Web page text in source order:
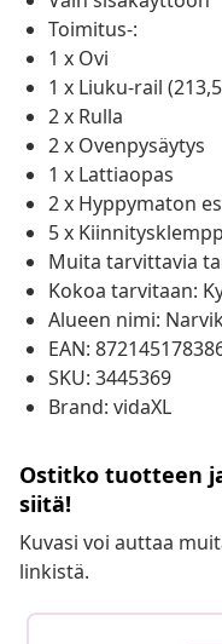
Toimitus-:
1 x Ovi
1 x Liuku-rail
2 x Rulla
2 x Ovenpysäytys
1 x Lattiaopas
2 x Hyppymaton
5 x
Muita tarvittavia
Kokoa tarvitaan:
Alueen nimi:
EAN:
SKU: 3445369
Brand: vidaXL
Ostitko tuotteen
siitä!
Kuvasi voi auttaa
linkistä.